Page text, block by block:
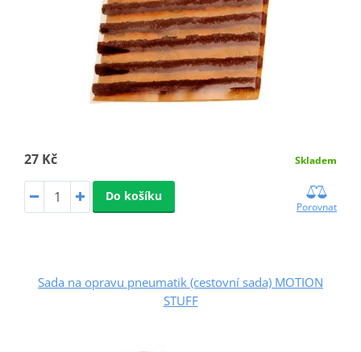
27 Kč Skladem
Do košíku
Porovnat
Sada na opravu pneumatik (cestovní sada) MOTION
STUFF